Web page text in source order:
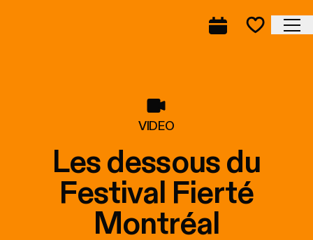
Complete
VIDEO
Les dessous du
Festival Fierté
Montréal